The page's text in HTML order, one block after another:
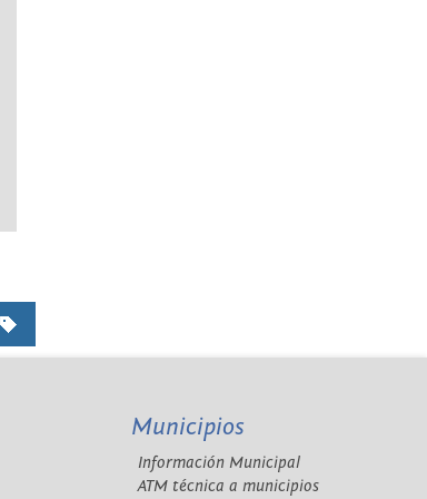
Municipios
Información Municipal
ATM técnica a municipios